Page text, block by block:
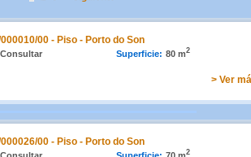
000010/00 - Piso - Porto do Son
Consultar Superficie: 80 m2
> Ver
000026/00 - Piso - Porto do Son
2